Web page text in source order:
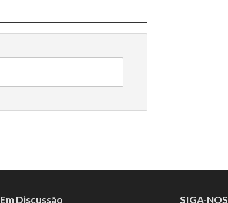
Em Discussão SIGA-NOS